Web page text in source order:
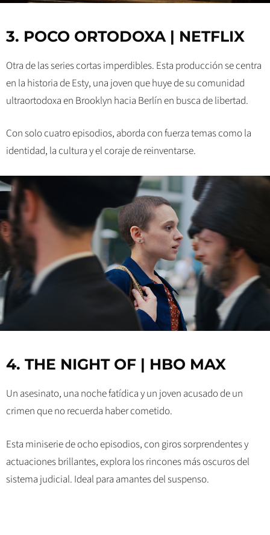
3. POCO ORTODOXA | NETFLIX
Otra de las series cortas imperdibles. Esta producción se centra
en la historia de Esty, una joven que huye de su comunidad
ultraortodoxa en Brooklyn hacia Berlín en busca de libertad.
Con solo cuatro episodios, aborda con fuerza temas como la
identidad, la cultura y el coraje de reinventarse.
4. THE NIGHT OF | HBO MAX
Un asesinato, una noche fatídica y un joven acusado de un
crimen que no recuerda haber cometido.
Esta miniserie de ocho episodios, con giros sorprendentes y
actuaciones brillantes, explora los rincones más oscuros del
sistema judicial. Ideal para amantes del suspenso.